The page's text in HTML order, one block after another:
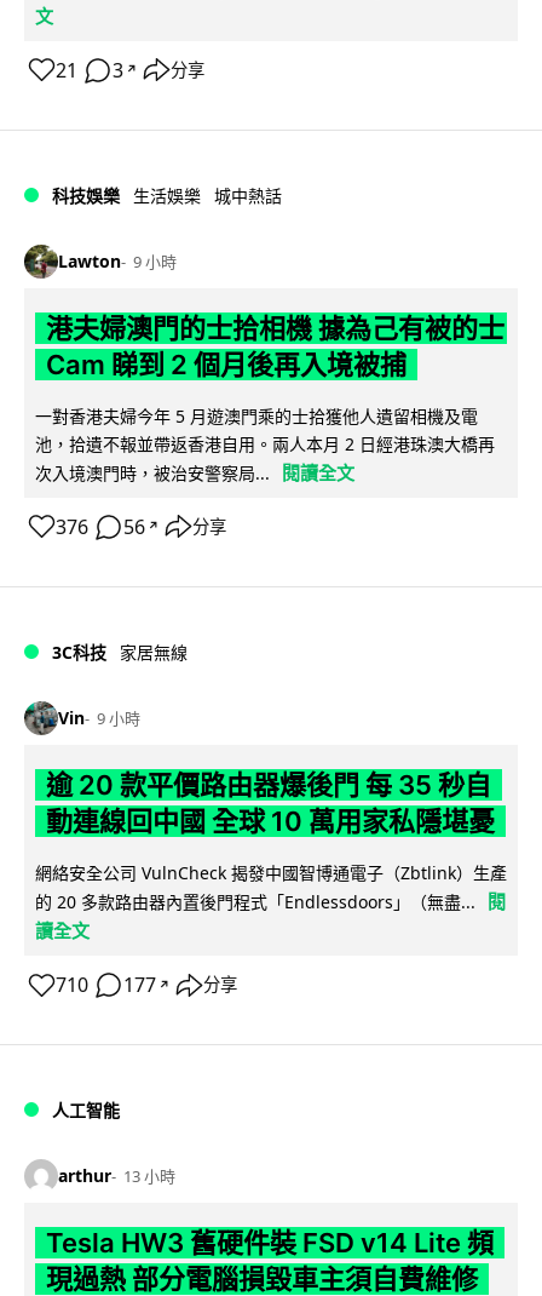
文
21 3 ↗ 分享
科技娛樂 生活娛樂 城中熱話
Lawton 9 小時
港夫婦澳門的士拾相機 據為己有被的士
Cam 睇到 2 個月後再入境被捕
一對香港夫婦今年 5 月遊澳門乘的士拾獲他人遺留相機及電
池，拾遺不報並帶返香港自用。兩人本月 2 日經港珠澳大橋再
次入境澳門時，被治安警察局...
閱讀全文
376 56 ↗ 分享
3C科技 家居無線
Vin 9 小時
逾 20 款平價路由器爆後門 每 35 秒自
動連線回中國 全球 10 萬用家私隱堪憂
網絡安全公司 VulnCheck 揭發中國智博通電子（Zbtlink）生產
的 20 多款路由器內置後門程式「Endlessdoors」（無盡...
閱
讀全文
710 177 ↗ 分享
人工智能
arthur 13 小時
Tesla HW3 舊硬件裝 FSD v14 Lite 頻
現過熱 部分電腦損毀車主須自費維修